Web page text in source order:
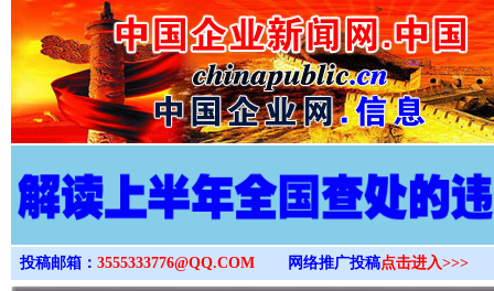
>
投稿邮箱： 3555333776@QQ.COM 网络推广投稿点击进入>>>